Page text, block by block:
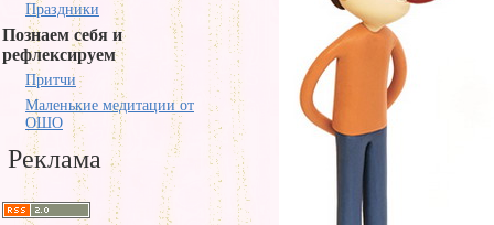
Праздники
Познаем себя и
рефлексируем
Притчи
Маленькие медитации от
ОШО
Реклама